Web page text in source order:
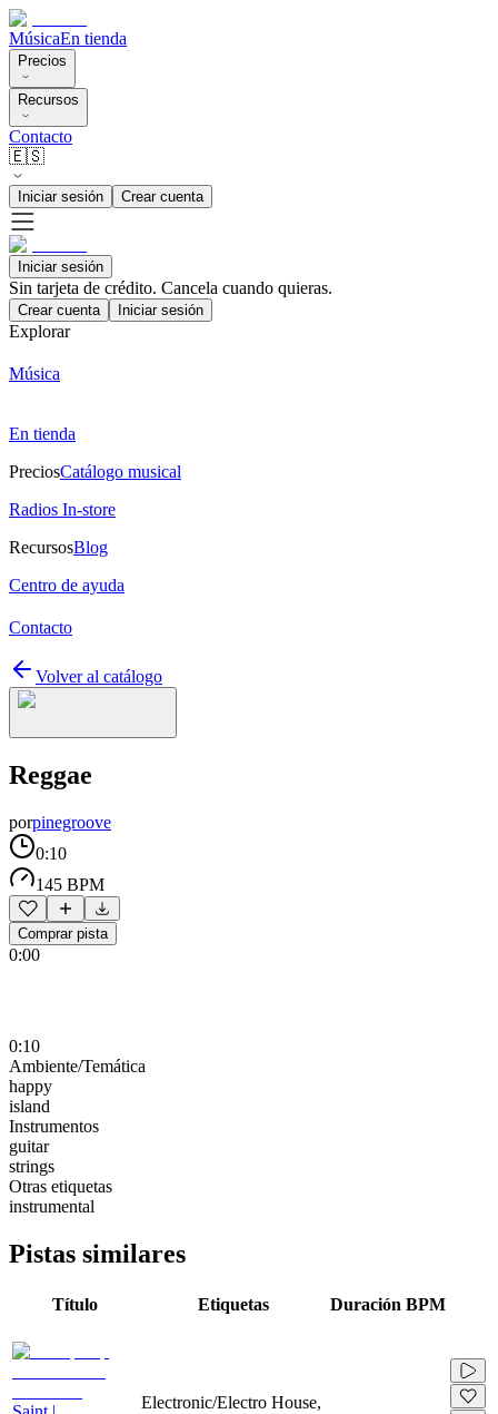
MúsicaEn tienda
Precios
Recursos
Contacto
🇪🇸
Iniciar sesión Crear cuenta
Iniciar sesión
Sin tarjeta de crédito. Cancela cuando quieras.
Crear cuenta Iniciar sesión
Explorar
Música
En tienda
PreciosCatálogo musical
Radios In-store
RecursosBlog
Centro de ayuda
Contacto
Volver al catálogo
Reggae
porpinegroove
0:10
145 BPM
Comprar pista
0:00
0:10
Ambiente/Temática
happy
island
Instrumentos
guitar
strings
Otras etiquetas
instrumental
Pistas similares
Título Etiquetas Duración BPM
Electronic/Electro House,